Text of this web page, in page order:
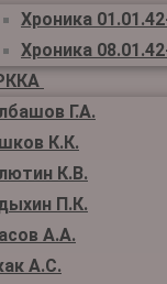
Хроника
Хроника
Г.А.
К.К.
К.В.
П.К.
А.А.
А.С.